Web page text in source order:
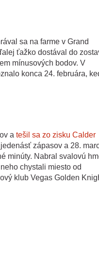
sa na farme v Grand
ťažko dostával do
mínusových bodov. V
konca 24. februára,
a tešil sa zo zisku Calder
zápasov a 28.
minúty. Nabral svalovú
chystali miesto od
klub Vegas Golden